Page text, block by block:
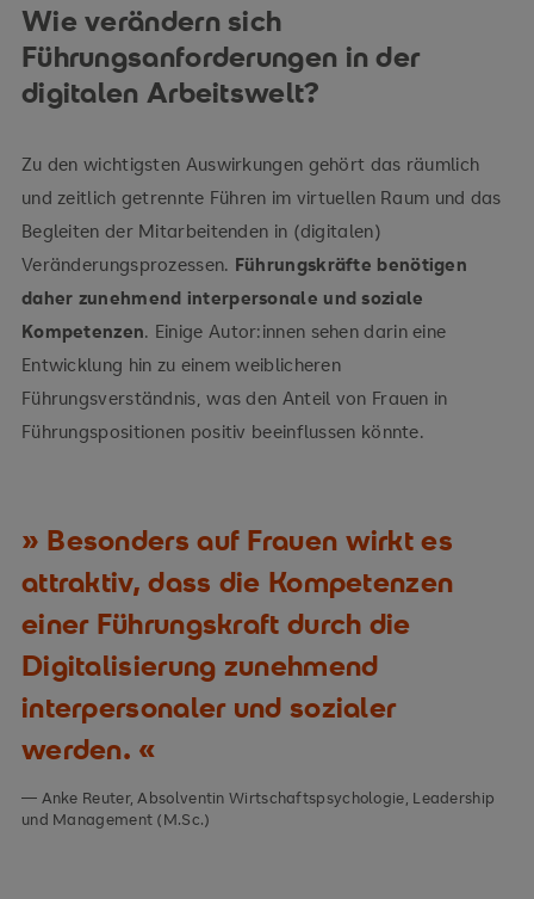
Wie verändern sich
Führungsanforderungen in der
digitalen Arbeitswelt?
Zu den wichtigsten Auswirkungen gehört das räumlich
und zeitlich getrennte Führen im virtuellen Raum und das
Begleiten der Mitarbeitenden in (digitalen)
Veränderungsprozessen. Führungskräfte benötigen
daher zunehmend interpersonale und soziale
Kompetenzen. Einige Autor:innen sehen darin eine
Entwicklung hin zu einem weiblicheren
Führungsverständnis, was den Anteil von Frauen in
Führungspositionen positiv beeinflussen könnte.
Besonders auf Frauen wirkt es
attraktiv, dass die Kompetenzen
einer Führungskraft durch die
Digitalisierung zunehmend
interpersonaler und sozialer
werden.
Anke Reuter, Absolventin Wirtschaftspsychologie, Leadership
und Management (M.Sc.)